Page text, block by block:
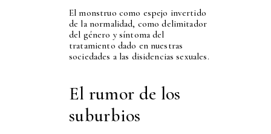
El monstruo como espejo invertido
de la normalidad, como delimitador
del género y síntoma del
tratamiento dado en nuestras
sociedades a las disidencias sexuales.
El rumor de los
suburbios